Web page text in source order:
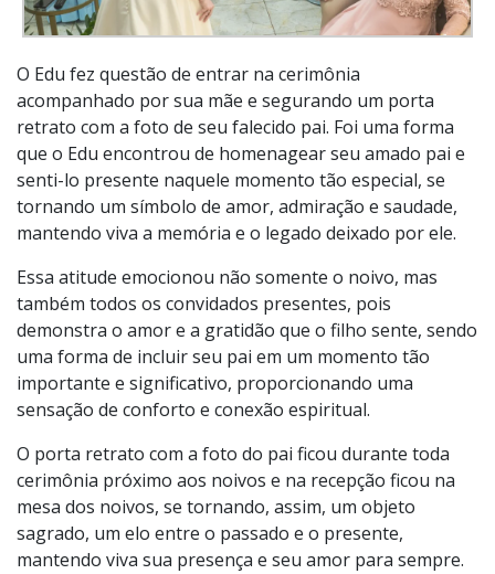
O Edu fez questão de entrar na cerimônia
acompanhado por sua mãe e segurando um porta
retrato com a foto de seu falecido pai. Foi uma forma
que o Edu encontrou de homenagear seu amado pai e
senti-lo presente naquele momento tão especial, se
tornando um símbolo de amor, admiração e saudade,
mantendo viva a memória e o legado deixado por ele.
Essa atitude emocionou não somente o noivo, mas
também todos os convidados presentes, pois
demonstra o amor e a gratidão que o filho sente, sendo
uma forma de incluir seu pai em um momento tão
importante e significativo, proporcionando uma
sensação de conforto e conexão espiritual.
O porta retrato com a foto do pai ficou durante toda
cerimônia próximo aos noivos e na recepção ficou na
mesa dos noivos, se tornando, assim, um objeto
sagrado, um elo entre o passado e o presente,
mantendo viva sua presença e seu amor para sempre.